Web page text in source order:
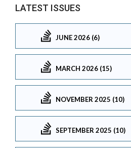
LATEST ISSUES
JUNE 2026 (6)
MARCH 2026 (15)
NOVEMBER 2025 (10)
SEPTEMBER 2025 (10)